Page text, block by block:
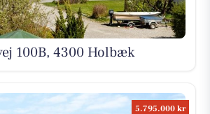
100B, 4300 Holbæk
5.795.000 kr